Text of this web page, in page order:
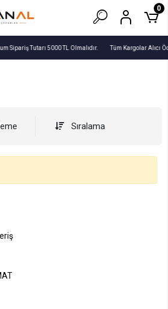
Sipariş Tutarı 5000 TL Olmalıdır. Tüm Kargolar Alıcı
0
Sıralama